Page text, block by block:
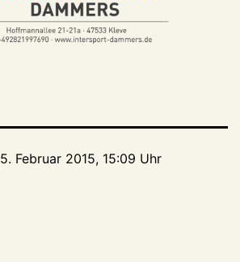
5. Februar 2015, 15:09 Uhr